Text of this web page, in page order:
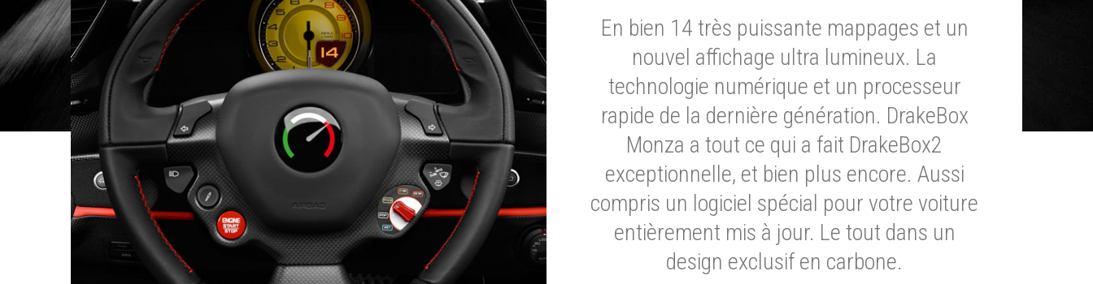
En bien 14 très puissante mappages et un
nouvel affichage ultra lumineux. La
technologie numérique et un processeur
rapide de la dernière génération. DrakeBox
Monza a tout ce qui a fait DrakeBox2
exceptionnelle, et bien plus encore. Aussi
compris un logiciel spécial pour votre voiture
entièrement mis à jour. Le tout dans un
design exclusif en carbone.